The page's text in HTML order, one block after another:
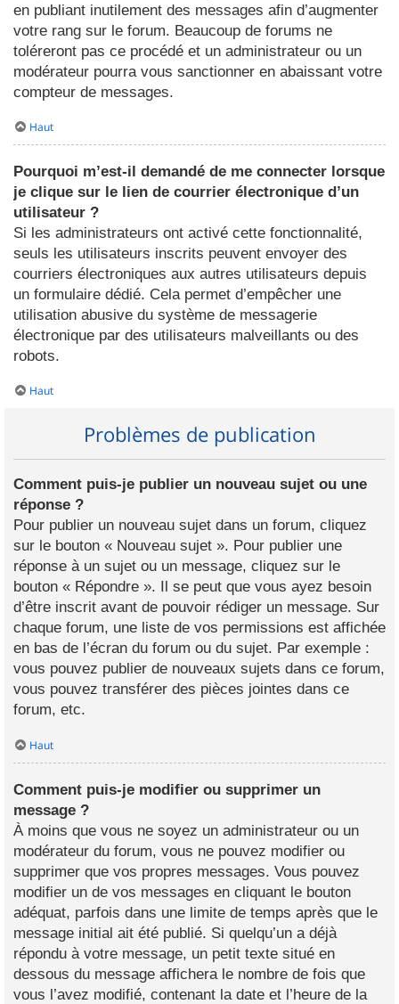
en publiant inutilement des messages afin d’augmenter
votre rang sur le forum. Beaucoup de forums ne
toléreront pas ce procédé et un administrateur ou un
modérateur pourra vous sanctionner en abaissant votre
compteur de messages.
Haut
Pourquoi m’est-il demandé de me connecter lorsque
je clique sur le lien de courrier électronique d’un
utilisateur ?
Si les administrateurs ont activé cette fonctionnalité,
seuls les utilisateurs inscrits peuvent envoyer des
courriers électroniques aux autres utilisateurs depuis
un formulaire dédié. Cela permet d’empêcher une
utilisation abusive du système de messagerie
électronique par des utilisateurs malveillants ou des
robots.
Haut
Problèmes de publication
Comment puis-je publier un nouveau sujet ou une
réponse ?
Pour publier un nouveau sujet dans un forum, cliquez
sur le bouton « Nouveau sujet ». Pour publier une
réponse à un sujet ou un message, cliquez sur le
bouton « Répondre ». Il se peut que vous ayez besoin
d’être inscrit avant de pouvoir rédiger un message. Sur
chaque forum, une liste de vos permissions est affichée
en bas de l’écran du forum ou du sujet. Par exemple :
vous pouvez publier de nouveaux sujets dans ce forum,
vous pouvez transférer des pièces jointes dans ce
forum, etc.
Haut
Comment puis-je modifier ou supprimer un
message ?
À moins que vous ne soyez un administrateur ou un
modérateur du forum, vous ne pouvez modifier ou
supprimer que vos propres messages. Vous pouvez
modifier un de vos messages en cliquant le bouton
adéquat, parfois dans une limite de temps après que le
message initial ait été publié. Si quelqu’un a déjà
répondu à votre message, un petit texte situé en
dessous du message affichera le nombre de fois que
vous l’avez modifié, contenant la date et l’heure de la